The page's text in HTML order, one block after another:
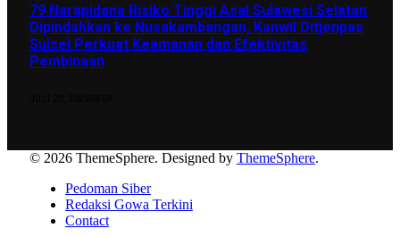
79 Narapidana Risiko Tinggi Asal Sulawesi Selatan
Dipindahkan ke Nusakambangan, Kanwil Ditjenpas
Sulsel Perkuat Keamanan dan Efektivitas
Pembinaan
© 2026 ThemeSphere. Designed by ThemeSphere.
Pedoman Siber
Redaksi Gowa Terkini
Contact